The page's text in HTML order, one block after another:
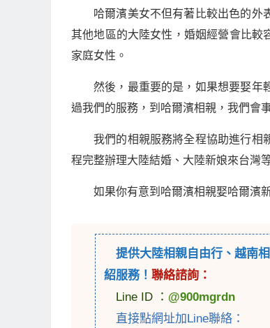
哈爾濱美女不但有著比較出色的外
其他地區的大陸女性，婚姻經營會比較
家庭女性。
然後，最重要的是，如果想要娶年
過我們的服務，到哈爾濱相親，我們會
我們的相親服務將全程協助進行相
程完整辦理大陸結婚、大陸新娘來台灣
如果你有意到哈爾濱相親娶哈爾濱
提供大陸相親自由行 、越南
紹服務！聯絡諮詢：
Line ID ： @900mgrdn
直接點網址加Line聯絡：